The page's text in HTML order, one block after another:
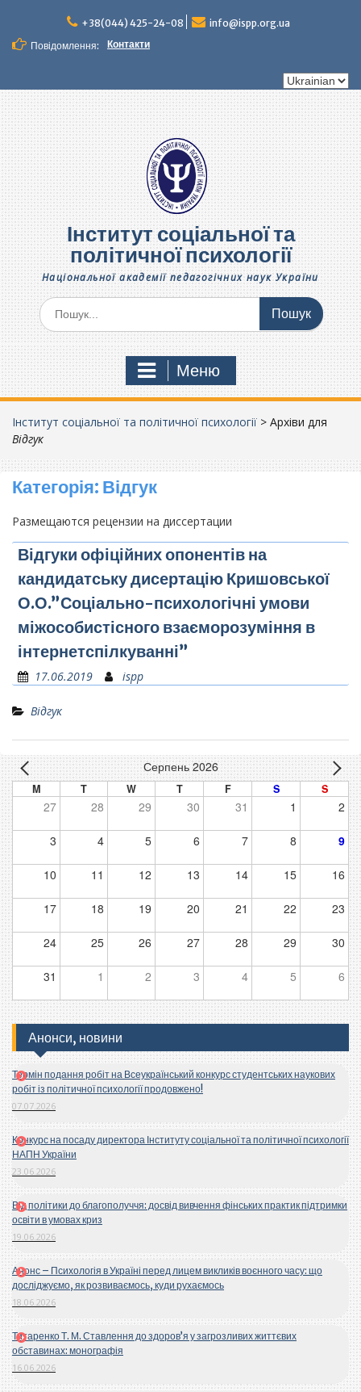
вмісту
+38(044) 425-24-08
info@ispp.org.ua
Повідомлення:
Контакти
Вибрати
Інститут соціальної та
політичної психології
Національної академії педагогічних наук України
Шукати:
Меню
Інститут соціальної та політичної психології > Архіви для
Відгук
Категорія: Відгук
Размещаются рецензии на диссертации
Відгуки офіційних опонентів на
кандидатську дисертацію Кришовської
О.О.”Соціально-психологічні умови
міжособистісного взаєморозуміння в
інтернетспілкуванні”
17.06.2019 ispp
Відгук
Серпень 2026
M T W T F S S
27 28 29 30 31 1 2
3 4 5 6 7 8 9
10 11 12 13 14 15 16
17 18 19 20 21 22 23
24 25 26 27 28 29 30
31 1 2 3 4 5 6
Анонси, новини
Термін подання робіт на Всеукраїнський конкурс студентських наукових
робіт із політичної психології продовжено!
07.07.2026
Конкурс на посаду директора Інституту соціальної та політичної психології
НАПН України
23.06.2026
Від політики до благополуччя: досвід вивчення фінських практик підтримки
освіти в умовах криз
19.06.2026
Анонс – Психологія в Україні перед лицем викликів воєнного часу: що
досліджуємо, як розвиваємось, куди рухаємось
18.06.2026
Титаренко Т. М. Ставлення до здоров’я у загрозливих життєвих
обставинах: монографія
16.06.2026